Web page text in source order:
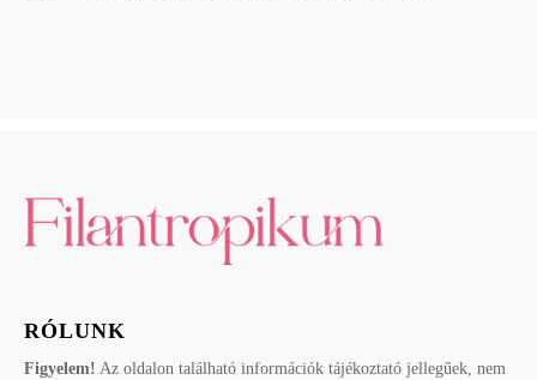
RÓLUNK
Figyelem! Az oldalon található információk tájékoztató jellegűek, nem